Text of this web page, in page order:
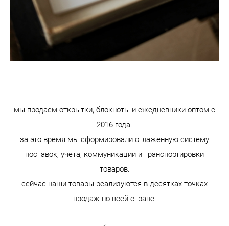
мы продаем открытки, блокноты и ежедневники оптом с
2016 года.
за это время мы сформировали отлаженную систему
поставок, учета, коммуникации и транспортировки
товаров.
сейчас наши товары реализуются в десятках точках
продаж по всей стране.